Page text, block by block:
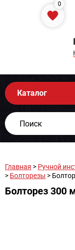
0
Каталог
Главная > Ручной
> Болторезы >
Болторез 300